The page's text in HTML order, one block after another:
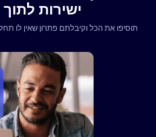
ישירות לתוך Eyezy
תוסיפו את הכל וקיבלתם פתרון שאין לו